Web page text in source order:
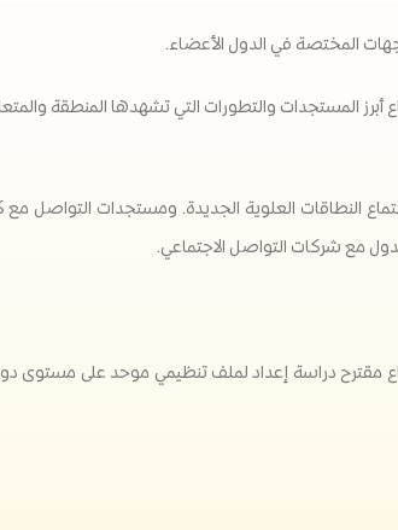
المختصة في الدول الأعضاء.
أبرز المستجدات والتطورات التي تشهدها المنطقة
النطاقات العلوية الجديدة. ومستجدات التواصل
مع شركات التواصل الاجتماعي.
مقترح دراسة إعداد لملف تنظيمي موحد على مستوى